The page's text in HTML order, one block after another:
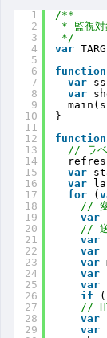
1
2
3
4
5
6
7
8
9
10
11
12
13
14
15
16
17
18
19
20
21
22
23
24
25
26
27
28
29
/**
* 監視対
*/
var
function
var
var
}
function
// ラベ
var
var
for
(
// 変
var
// 送
var
var
var
var
var
if
//
var
var